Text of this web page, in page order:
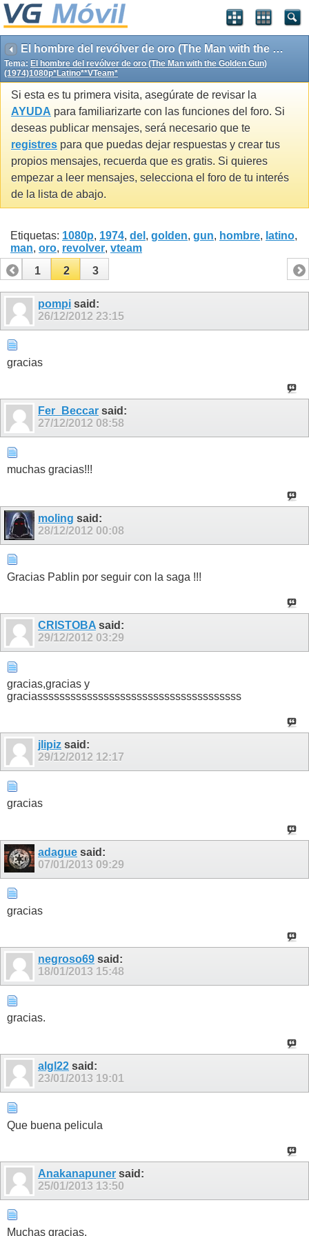
El hombre del revólver de oro (The Man with the Golden Gun)(1974)1080p*Latino**VTeam*
Tema: El hombre del revólver de oro (The Man with the Golden Gun)
(1974)1080p*Latino**VTeam*
Si esta es tu primera visita, asegúrate de revisar la
AYUDA para familiarizarte con las funciones del foro. Si
deseas publicar mensajes, será necesario que te
registres para que puedas dejar respuestas y crear tus
propios mensajes, recuerda que es gratis. Si quieres
empezar a leer mensajes, selecciona el foro de tu interés
de la lista de abajo.
Etiquetas: 1080p, 1974, del , golden, gun, hombre, latino,
man, oro, revolver, vteam
1
2 3
pompi said:
26/12/2012 23:15
gracias
Fer_Beccar said:
27/12/2012 08:58
muchas gracias!!!
moling said:
28/12/2012 00:08
Gracias Pablin por seguir con la saga !!!
CRISTOBA said:
29/12/2012 03:29
gracias,gracias y
graciasssssssssssssssssssssssssssssssssssss
jlipiz said:
29/12/2012 12:17
gracias
adague said:
07/01/2013 09:29
gracias
negroso69 said:
18/01/2013 15:48
gracias.
algl22 said:
23/01/2013 19:01
Que buena pelicula
Anakanapuner said:
25/01/2013 13:50
Muchas gracias.